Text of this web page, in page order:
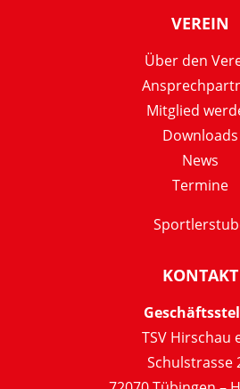
VEREIN
Über den
Mitglied
Downloads
News
Termine
KONTAKT
TSV Hirschau
Schulstrasse